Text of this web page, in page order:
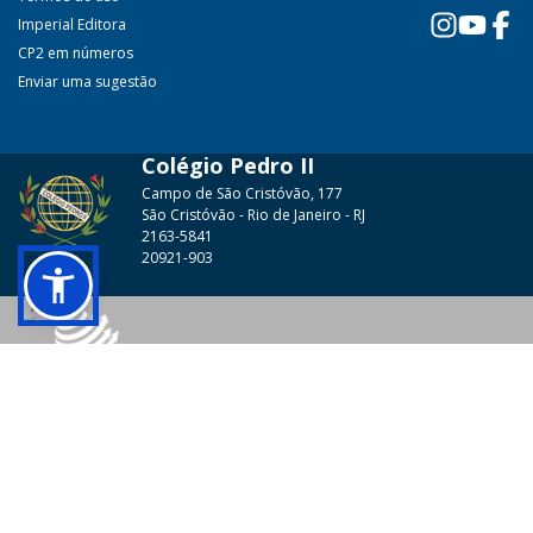
Imperial Editora
CP2 em números
Enviar uma sugestão
Colégio Pedro II
Campo de São Cristóvão, 177
São Cristóvão - Rio de Janeiro - RJ
2163-5841
20921-903